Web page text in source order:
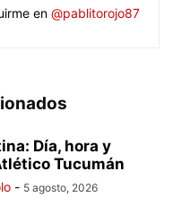
en @pablitorojo87
Día, hora y
Tucumán
- 5 agosto, 2026